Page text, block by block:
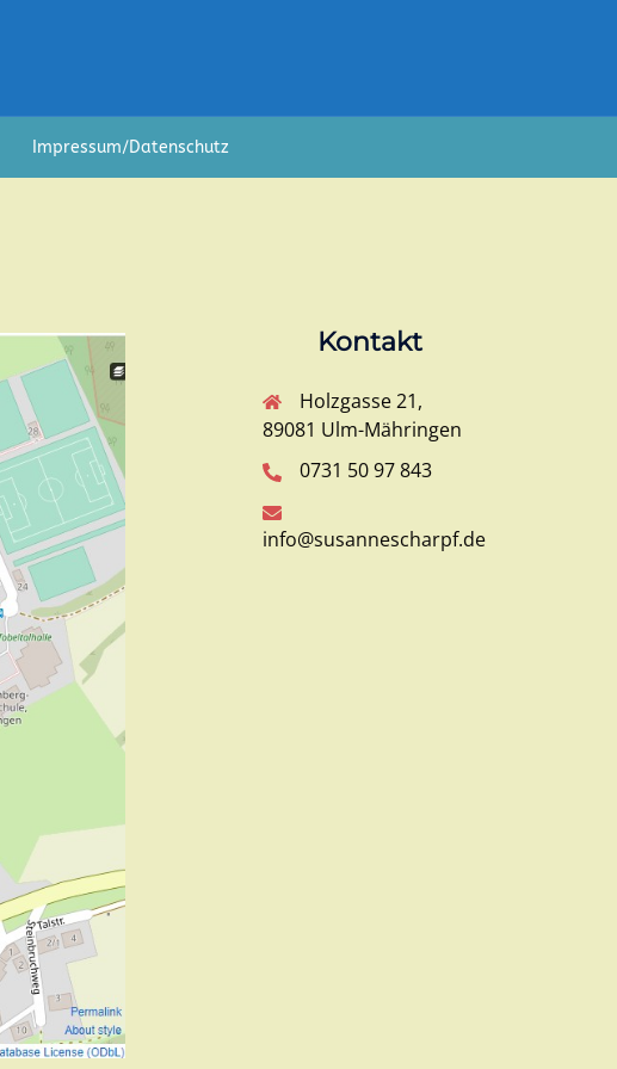
Impressum/Datenschutz
Kontakt
Holzgasse 21,
89081 Ulm-Mähringen
0731 50 97 843
info@susannescharpf.de